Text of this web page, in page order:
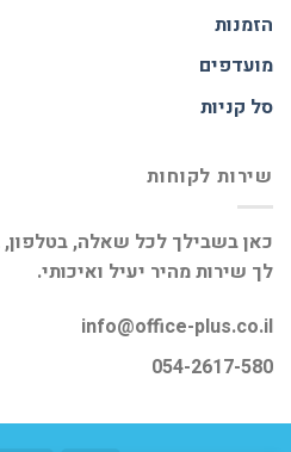
הזמנות
מועדפים
סל קניות
שירות לקוחות
כאן בשבילך לכל שאלה, בטלפון,
לך שירות מהיר יעיל ואיכותי.
info@office-plus.co.il
054-2617-580